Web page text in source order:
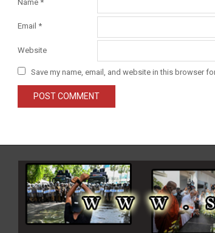
Name *
Email *
Website
Save my name, email, and website in this browser